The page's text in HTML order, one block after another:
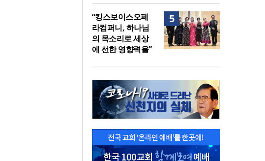
5
“킹스보이스오페
라컴퍼니, 하나님
의 목소리로 세상
에 선한 영향력을”